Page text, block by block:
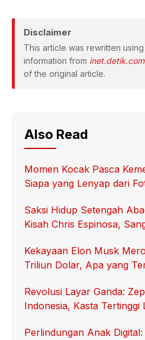
Disclaimer
This article was rewritten
information from inet.detik.com
of the original article.
Also Read
Momen Kocak Pasca
Siapa yang Lenyap dari
Saksi Hidup Setengah
Kisah Chris Espinosa,
Kekayaan Elon Musk
Triliun Dolar, Apa yang
Revolusi Layar Ganda:
Indonesia, Kasta Tertinggi
Perlindungan Anak